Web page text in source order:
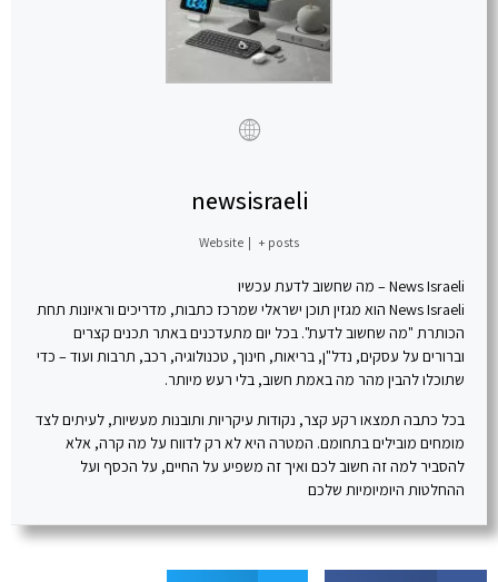
newsisraeli
Website | + posts
News Israeli – מה שחשוב לדעת עכשיו
News Israeli הוא מגזין תוכן ישראלי שמרכז כתבות, מדריכים וראיונות תחת
הכותרת "מה שחשוב לדעת". בכל יום מתעדכנים באתר תכנים קצרים
וברורים על עסקים, נדל"ן, בריאות, חינוך, טכנולוגיה, רכב, תרבות ועוד – כדי
שתוכלו להבין מהר מה באמת חשוב, בלי רעש מיותר.
בכל כתבה תמצאו רקע קצר, נקודות עיקריות ותובנות מעשיות, לעיתים לצד
מומחים מובילים בתחומם. המטרה היא לא רק לדווח על מה קרה, אלא
להסביר למה זה חשוב לכם ואיך זה משפיע על החיים, על הכסף ועל
ההחלטות היומיומיות שלכם